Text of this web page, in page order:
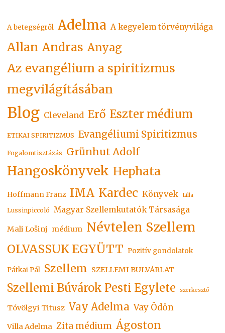
A betegségről Adelma A kegyelem törvényvilága
Allan Andras Anyag
Az evangélium a spiritizmus
megvilágításában
Blog Cleveland Erő Eszter médium
ETIKAI SPIRITIZMUS Evangéliumi Spiritizmus
Fogalomtisztázás Grünhut Adolf
Hangoskönyvek Hephata
Hoffmann Franz IMA Kardec Könyvek Lilla
Lussinpiccoló Magyar Szellemkutatók Társasága
Mali Lošinj médium Névtelen Szellem
OLVASSUK EGYÜTT Pozitív gondolatok
Pátkai Pál Szellem SZELLEMI BULVÁRLAT
Szellemi Búvárok Pesti Egylete szerkesztő
Tóvölgyi Titusz Vay Adelma Vay Ödön
Villa Adelma Zita médium Ágoston